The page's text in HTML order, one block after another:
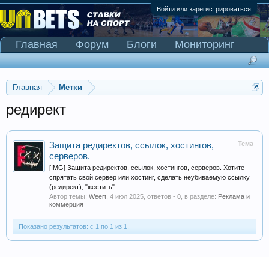
Войти или зарегистрироваться
Главная Метки
редирект
Тема
Защита редиректов, ссылок, хостингов,
серверов.
[IMG] Защита редиректов, ссылок, хостингов, серверов. Хотите
спрятать свой сервер или хостинг, сделать неубиваемую ссылку
(редирект), "жестить"...
Автор темы: Weert 4 июл 2025 , ответов - 0, в разделе: Реклама и
коммерция
Показано результатов: с 1 по 1 из 1.
Главная Форум Блоги
Мониторинг
Сканер Pinnacle